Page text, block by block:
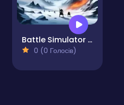
Battle Simulator - Sandbox
0 (0 Голосів)